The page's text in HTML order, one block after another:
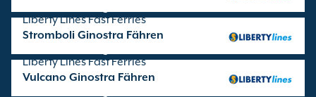
Liberty Lines Fast Ferries
Stromboli Ginostra Fähren
Liberty Lines Fast Ferries
Vulcano Ginostra Fähren